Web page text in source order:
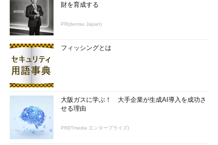
財を育成する
PR(dentsu Japan)
フィッシングとは
大阪ガスに学ぶ！ 大手企業が生成AI導入を成功さ
せる理由
PR(ITmedia エンタープライズ)